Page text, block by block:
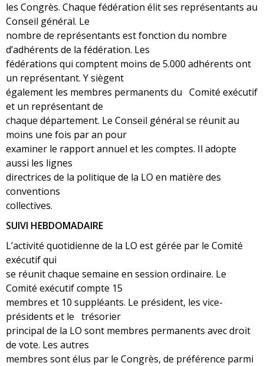
les Congrès. Chaque fédération élit ses représentants au
Conseil général. Le
nombre de représentants est fonction du nombre
d’adhérents de la fédération. Les
fédérations qui comptent moins de 5.000 adhérents ont
un représentant. Y siègent
également les membres permanents du Comité exécutif
et un représentant de
chaque département. Le Conseil général se réunit au
moins une fois par an pour
examiner le rapport annuel et les comptes. Il adopte
aussi les lignes
directrices de la politique de la LO en matière des
conventions
collectives.
SUIVI HEBDOMADAIRE
L’activité quotidienne de la LO est gérée par le Comité
exécutif qui
se réunit chaque semaine en session ordinaire. Le
Comité exécutif compte 15
membres et 10 suppléants. Le président, les vice-
présidents et le trésorier
principal de la LO sont membres permanents avec droit
de vote. Les autres
membres sont élus par le Congrès, de préférence parmi